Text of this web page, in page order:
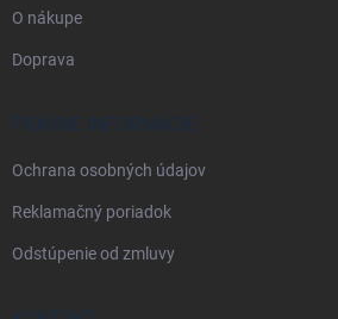
O nákupe
Doprava
PRÁVNE INFORMÁCIE
Ochrana osobných údajov
Reklamačný poriadok
Odstúpenie od zmluvy